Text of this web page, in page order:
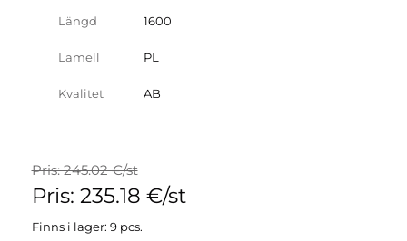
Längd 1600
Lamell PL
Kvalitet AB
Pris: 245.02 €/st
Pris: 235.18 €/st
Finns i lager: 9 pcs.